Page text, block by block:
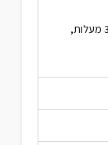
הוראות טיפול: מיועד לכביסה עדינה במכונה ב-30 מעלות,